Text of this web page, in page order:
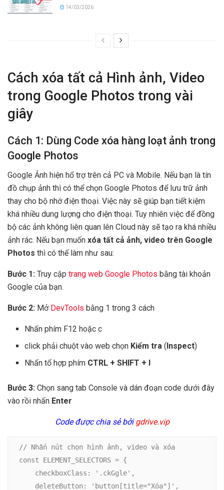
14/03/2026
Cách xóa tất cả Hình ảnh, Video
trong Google Photos trong vài
giây
Cách 1: Dùng Code xóa hàng loạt ảnh trong
Google Photos
Google Ảnh hiện hổ trợ trên cả PC và Mobile. Nếu bạn là tín
đồ chụp ảnh thì có thể chọn Google Photos để lưu trữ ảnh
thay cho bộ nhớ điện thoại. Việc này sẽ giúp bạn tiết kiệm
khá nhiều dung lượng cho điện thoại. Tuy nhiên việc để đồng
bộ các ảnh không liên quan lên Cloud này sẽ tạo ra khá nhiều
ảnh rác. Nếu bạn muốn xóa tất cả ảnh, video trên Google
Photos thì có thể làm như sau:
Bước 1: Truy cập trang web Google Photos bằng tài khoản
Google của bạn.
Bước 2: Mở DevTools bằng 1 trong 3 cách
Nhấn phím F12 hoặc c
click phải chuột vào web chọn Kiểm tra ( Inspect)
Nhấn tổ hợp phím CTRL + SHIFT + I
Bước 3: Chọn sang tab Console và dán đoạn code dưới đây
vào rồi nhấn Enter
Code được chia sẻ bởigdrive.vip
// Nhấn nút chọn hình ảnh, video và xóa
const ELEMENT_SELECTORS = {